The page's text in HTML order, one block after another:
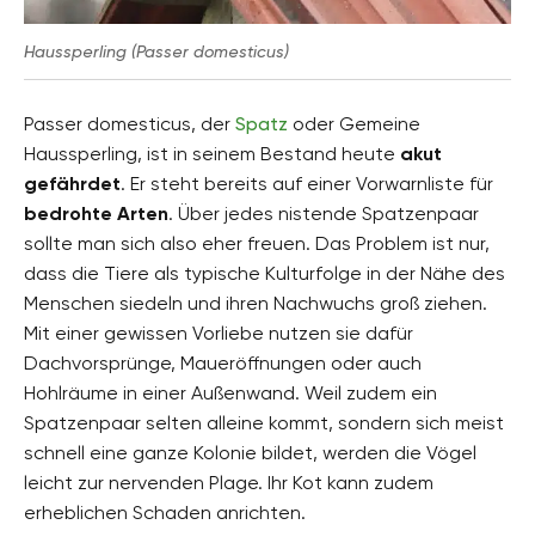
Haussperling (Passer domesticus)
Passer domesticus, der Spatz oder Gemeine
Haussperling, ist in seinem Bestand heute akut
gefährdet. Er steht bereits auf einer Vorwarnliste für
bedrohte Arten. Über jedes nistende Spatzenpaar
sollte man sich also eher freuen. Das Problem ist nur,
dass die Tiere als typische Kulturfolge in der Nähe des
Menschen siedeln und ihren Nachwuchs groß ziehen.
Mit einer gewissen Vorliebe nutzen sie dafür
Dachvorsprünge, Maueröffnungen oder auch
Hohlräume in einer Außenwand. Weil zudem ein
Spatzenpaar selten alleine kommt, sondern sich meist
schnell eine ganze Kolonie bildet, werden die Vögel
leicht zur nervenden Plage. Ihr Kot kann zudem
erheblichen Schaden anrichten.